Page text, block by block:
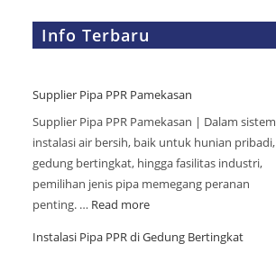
Info Terbaru
Supplier Pipa PPR Pamekasan
Supplier Pipa PPR Pamekasan | Dalam sistem
instalasi air bersih, baik untuk hunian pribadi,
gedung bertingkat, hingga fasilitas industri,
pemilihan jenis pipa memegang peranan
penting. … Read more
Instalasi Pipa PPR di Gedung Bertingkat